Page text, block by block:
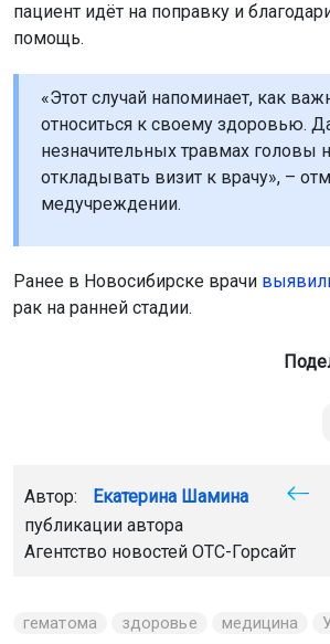
пациент идёт на поправку и
помощь.
«Этот случай напоминает, как
относиться к своему здоровью.
незначительных травмах головы
откладывать визит к врачу», –
медучреждении.
Ранее в Новосибирске врачи
рак на ранней стадии.
Автор: Екатерина Шамина
публикации автора
Агентство новостей ОТС-Горсайт
гематома здоровье медицина